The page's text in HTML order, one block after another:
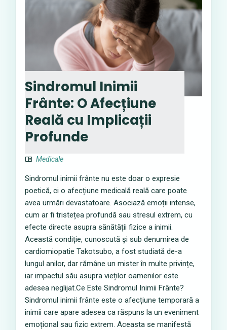
Sindromul Inimii
Frânte: O Afecțiune
Reală cu Implicații
Profunde
Medicale
Sindromul inimii frânte nu este doar o expresie
poetică, ci o afecțiune medicală reală care poate
avea urmări devastatoare. Asociază emoții intense,
cum ar fi tristețea profundă sau stresul extrem, cu
efecte directe asupra sănătății fizice a inimii.
Această condiție, cunoscută și sub denumirea de
cardiomiopatie Takotsubo, a fost studiată de-a
lungul anilor, dar rămâne un mister în multe privințe,
iar impactul său asupra vieților oamenilor este
adesea neglijat.Ce Este Sindromul Inimii Frânte?
Sindromul inimii frânte este o afecțiune temporară a
inimii care apare adesea ca răspuns la un eveniment
emoțional sau fizic extrem. Aceasta se manifestă